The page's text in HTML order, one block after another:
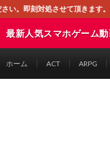
ます。なお、同サイトは
最新人気スマホゲーム
ホーム ACT ARPG